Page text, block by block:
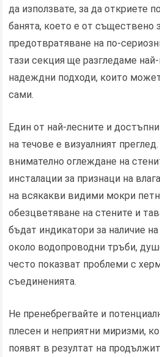
да използвате, за да откриете
банята, което е от съществено
предотвратяване на по-
тази секция ще разгледаме
надеждни подходи, които
сами.
Един от най-лесните и
на течове е визуалният
внимателно оглеждане на
инсталации за признаци на
на всякакви видими мокри
обезцветяване на стените и
бъдат индикатори за наличие
около водопроводни тръби,
често показват проблеми с
съединенията.
Не пренебрегвайте и
плесен и неприятни миризми,
появят в резултат на